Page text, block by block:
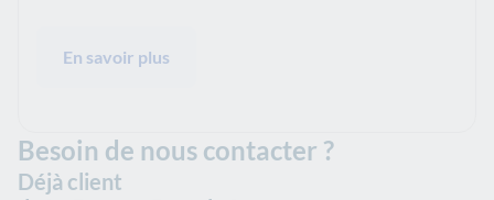
En savoir plus
Besoin de nous contacter ?
Déjà client